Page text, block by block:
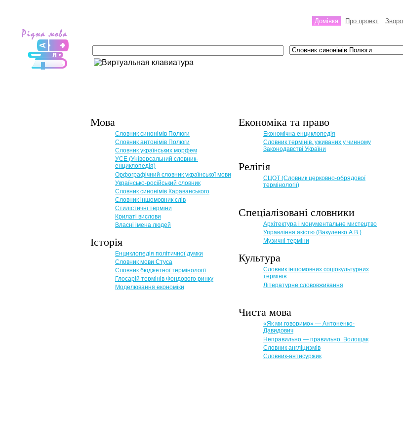
Домівка Про проект
Мова
Словник синонімів Полюги
Словник антонімів Полюги
Словник українських морфем
УСЕ (Універсальний словник-
енциклопедія)
Орфографічний словник української мови
Українсько-російський словник
Словник синонімів Караванського
Словник іншомовник слів
Стилістичні терміни
Крилаті вислови
Власні імена людей
Історія
Енциклопедія політичної думки
Словник мови Стуса
Словник бюджетної термінології
Глосарій термінів Фондового ринку
Моделювання економіки
Економіка та право
Eкономічна енциклопедія
Словник термінів, уживаних у чинному
Законодавстві України
Релігія
СЦОТ (Словник церковно-обрядової
термінології)
Спеціалізовані словники
Архітектура і монументальне мистецтво
Управління якістю (Вакуленко А.В.)
Музичні терміни
Культура
Словник іншомовних соціокультурних
термінів
Літературне слововживання
Чиста мова
«Як ми говоримо» — Антоненко-
Давидович
Неправильно — правильно. Волощак
Словник англіцизмів
Словник-антисуржик